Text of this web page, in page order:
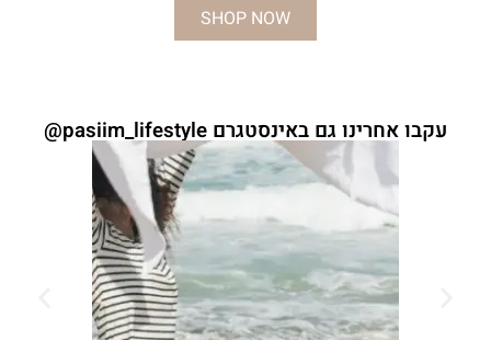
SHOP NOW
עקבו אחרינו גם באינסטגרם pasiim_lifestyle@